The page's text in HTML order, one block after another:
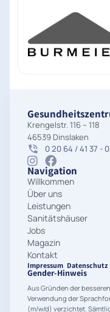
Krengelstr. 116 – 118
46539 Dinslaken
0 20 64 / 41 37 - 0
Navigation
Willkommen
Über uns
Leistungen
Sanitätshäuser
Jobs
Magazin
Kontakt
Impressum Datenschutz
Gender-Hinweis
Aus Gründen der
Verwendung der
(m/w/d) verzichtet.